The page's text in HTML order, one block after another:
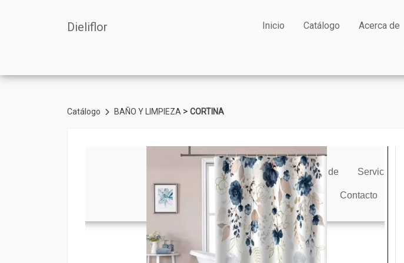
Dieliflor Inicio Catálogo Acerca de
Catálogo BAÑO Y LIMPIEZA > CORTINA